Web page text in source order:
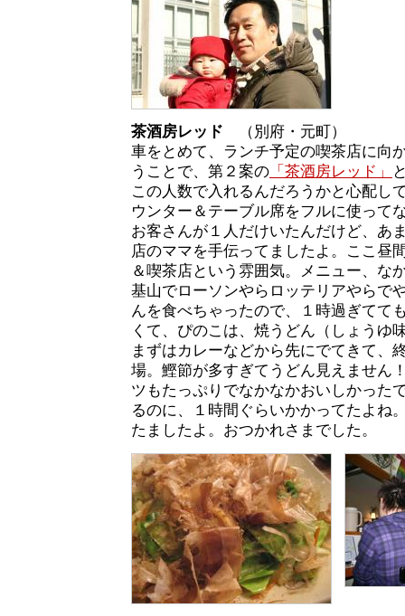
茶酒房レッド （別府・元町）
車をとめて、ランチ予定の喫茶店に向
うことで、第２案の 「茶酒房レッド」
この人数で入れるんだろうかと心配し
ウンター＆テーブル席をフルに使って
お客さんが１人だけいたんだけど、あ
店のママを手伝ってましたよ。ここ昼
＆喫茶店という雰囲気。メニュー、な
基山でローソンやらロッテリアやらで
んを食べちゃったので、１時過ぎてて
くて、ぴのこは、焼うどん（しょうゆ
まずはカレーなどから先にでてきて、
場。鰹節が多すぎてうどん見えません
ツもたっぷりでなかなかおいしかった
るのに、１時間ぐらいかかってたよね
たましたよ。おつかれさまでした。